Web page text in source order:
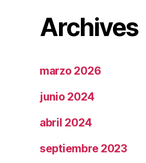
Archives
marzo 2026
junio 2024
abril 2024
septiembre 2023